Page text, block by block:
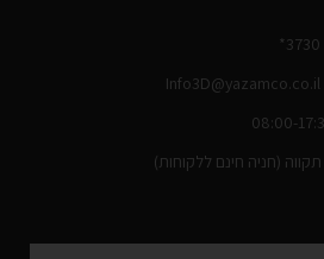
Info3D@yazamco.co.il